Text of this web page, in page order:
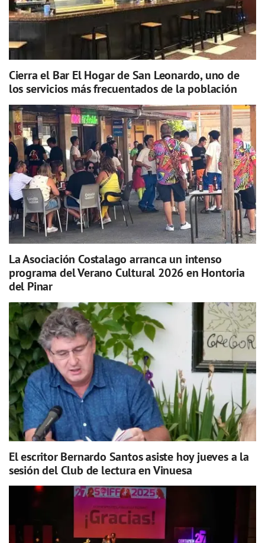
Cierra el Bar El Hogar de San Leonardo, uno de
los servicios más frecuentados de la población
La Asociación Costalago arranca un intenso
programa del Verano Cultural 2026 en Hontoria
del Pinar
El escritor Bernardo Santos asiste hoy jueves a la
sesión del Club de lectura en Vinuesa